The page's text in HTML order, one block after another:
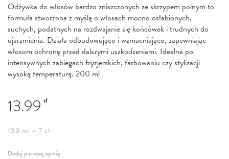
Odżywka do włosów bardzo zniszczonych ze skrzypem polnym to
formuła stworzona z myślą o włosach mocno osłabionych,
suchych, podatnych na rozdwajanie się końcówek i trudnych do
ujarzmienia. Działa odbudowująco i wzmacniająco, zapewniając
włosom ochronę przed dalszymi uszkodzeniami. Idealna po
intensywnych zabiegach fryzjerskich, farbowaniu czy stylizacji
wysoką temperaturą. 200 ml
13.99 zł
100 ml = 7 zł
Dodaj pierwszą opinię